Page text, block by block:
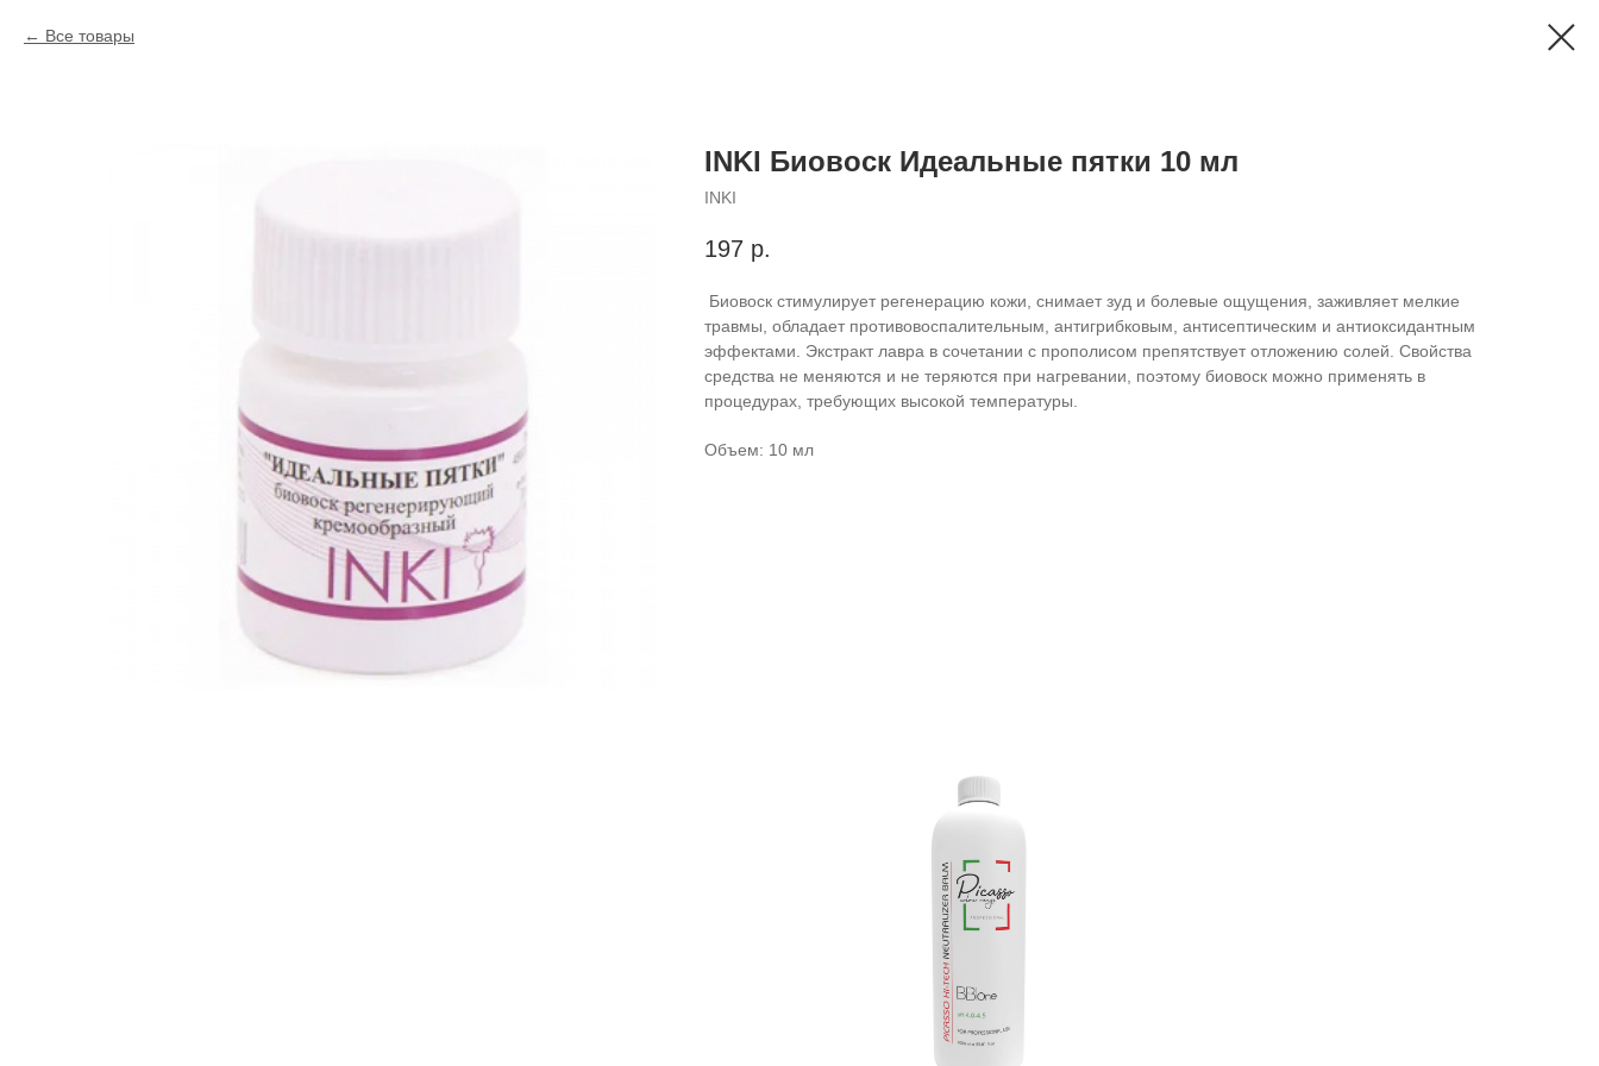
Все товары
INKI Биовоск Идеальные пятки 10 мл
INKI
197 р.
Биовоск стимулирует регенерацию кожи, снимает зуд и болевые ощущения, заживляет мелкие
травмы, обладает противовоспалительным, антигрибковым, антисептическим и антиоксидантным
эффектами. Экстракт лавра в сочетании с прополисом препятствует отложению солей. Свойства
средства не меняются и не теряются при нагревании, поэтому биовоск можно применять в
процедурах, требующих высокой температуры.
Объем: 10 мл